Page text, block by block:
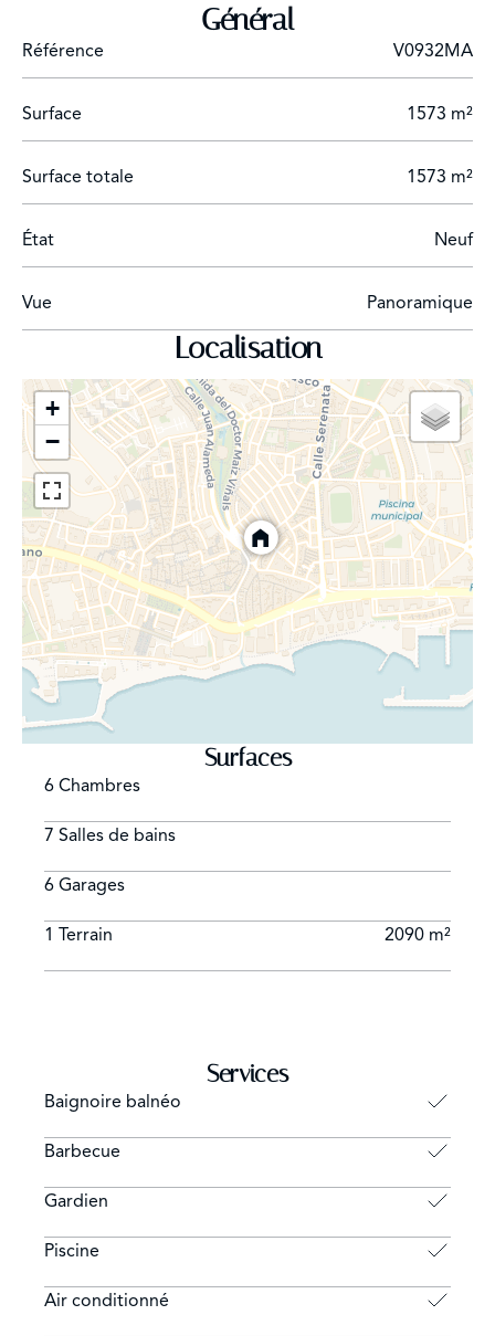
Général
Référence V0932MA
Surface 1573 m²
Surface totale 1573 m²
État Neuf
Vue Panoramique
Localisation
+
−
Surfaces
6 Chambres
7 Salles de bains
6 Garages
1 Terrain 2090 m²
Services
Baignoire balnéo
Barbecue
Gardien
Piscine
Air conditionné